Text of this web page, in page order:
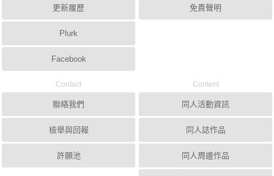
更新履歷
Plurk
Facebook
免責聲明
Contact
聯絡我們
檢舉與回報
許願池
Content
同人活動資訊
同人誌作品
同人周邊作品